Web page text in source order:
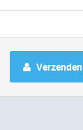
Verzenden